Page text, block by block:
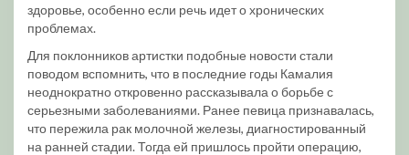
здоровье, особенно если речь идет о хронических
проблемах.
Для поклонников артистки подобные новости стали
поводом вспомнить, что в последние годы Камалия
неоднократно откровенно рассказывала о борьбе с
серьезными заболеваниями. Ранее певица признавалась,
что пережила рак молочной железы, диагностированный
на ранней стадии. Тогда ей пришлось пройти операцию,